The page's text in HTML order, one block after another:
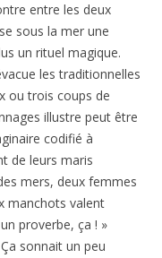
entre les deux
sous la mer une
un rituel magique.
les traditionnelles
ou trois coups de
illustre peut être
codifié à
de leurs maris
mers, deux femmes
manchots valent
proverbe, ça ! »
sonnait un peu